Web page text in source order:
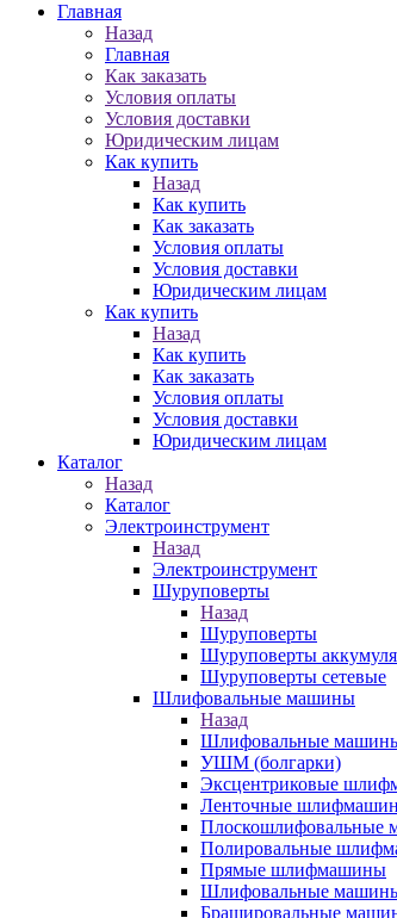
Главная
Назад
Главная
Как заказать
Условия оплаты
Условия доставки
Юридическим лицам
Как купить
Назад
Как купить
Как заказать
Условия оплаты
Условия доставки
Юридическим лицам
Как купить
Назад
Как купить
Как заказать
Условия оплаты
Условия доставки
Юридическим лицам
Каталог
Назад
Каталог
Электроинструмент
Назад
Электроинструмент
Шуруповерты
Назад
Шуруповерты
Шуруповерты
Шуруповерты сетевые
Шлифовальные машины
Назад
Шлифовальные
УШМ (болгарки)
Эксцентриковые
Ленточные
Плоскошлифовальные
Полировальные
Прямые шлифмашины
Шлифовальные
Брашировальные